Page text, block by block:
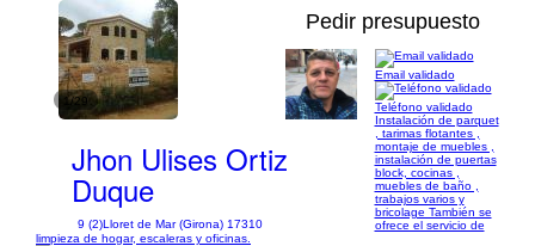
1/29
Pedir presupuesto
Jhon Ulises Ortiz
Duque
9 (2)Lloret de Mar (Girona) 17310
Email validado
Teléfono validado
Instalación de parquet
, tarimas flotantes ,
montaje de muebles ,
instalación de puertas
block, cocinas ,
muebles de baño ,
trabajos varios y
bricolage También se
ofrece el servicio de
limpieza de hogar, escaleras y oficinas.